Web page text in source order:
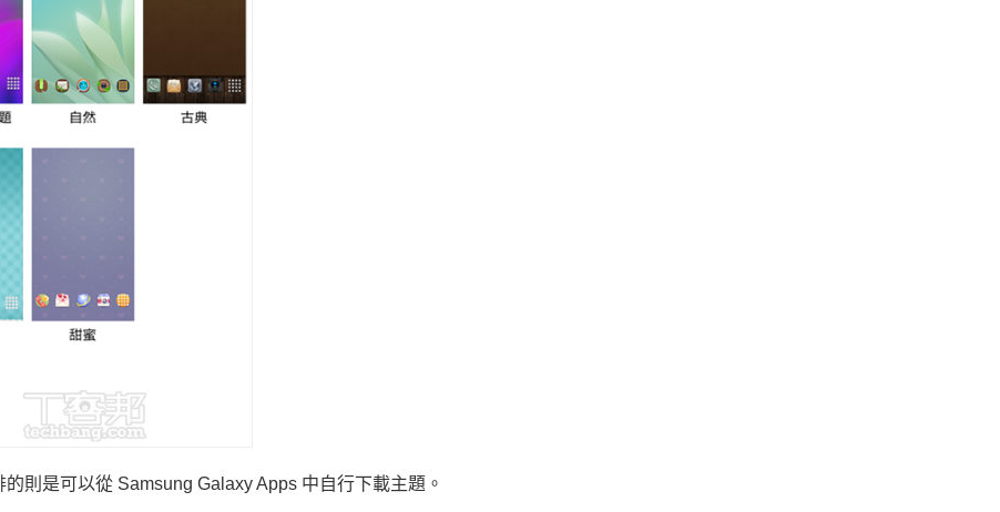
則是可以從 Samsung Galaxy Apps 中自行下載主題。